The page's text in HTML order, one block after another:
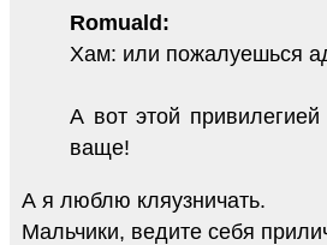
Romuald:
Хам: или пожалуешься
А вот этой
ваще!
А я люблю кляузничать.
Мальчики, ведите себя